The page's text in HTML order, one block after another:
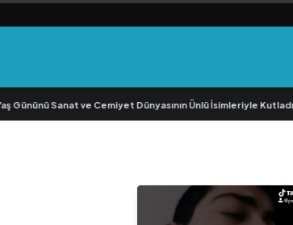
Sanat ve Cemiyet Dünyasının Ünlü İsimleriyle Kutladı!•